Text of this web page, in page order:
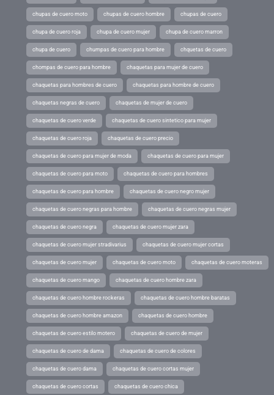
chupas de cuero moto chupas de cuero hombre chupas de cuero
chupa de cuero roja chupa de cuero mujer chupa de cuero marron
chupa de cuero chumpas de cuero para hombre chquetas de cuero
chompas de cuero para hombre chaquetas para mujer de cuero
chaquetas para hombres de cuero chaquetas para hombre de cuero
chaquetas negras de cuero chaquetas de mujer de cuero
chaquetas de cuero verde chaquetas de cuero sintetico para mujer
chaquetas de cuero roja chaquetas de cuero precio
chaquetas de cuero para mujer de moda chaquetas de cuero para mujer
chaquetas de cuero para moto chaquetas de cuero para hombres
chaquetas de cuero para hombre chaquetas de cuero negro mujer
chaquetas de cuero negras para hombre chaquetas de cuero negras mujer
chaquetas de cuero negra chaquetas de cuero mujer zara
chaquetas de cuero mujer stradivarius chaquetas de cuero mujer cortas
chaquetas de cuero mujer chaquetas de cuero moto chaquetas de cuero moteras
chaquetas de cuero mango chaquetas de cuero hombre zara
chaquetas de cuero hombre rockeras chaquetas de cuero hombre baratas
chaquetas de cuero hombre amazon chaquetas de cuero hombre
chaquetas de cuero estilo motero chaquetas de cuero de mujer
chaquetas de cuero de dama chaquetas de cuero de colores
chaquetas de cuero dama chaquetas de cuero cortas mujer
chaquetas de cuero cortas chaquetas de cuero chica